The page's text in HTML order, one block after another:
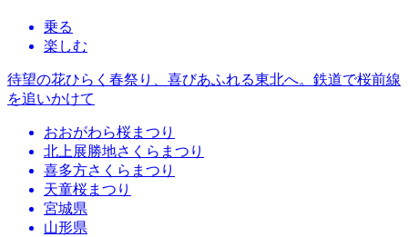
乗る
楽しむ
待望の花ひらく春祭り、喜びあふれる東北へ。鉄道で桜前線
を追いかけて
おおがわら桜まつり
北上展勝地さくらまつり
喜多方さくらまつり
天童桜まつり
宮城県
山形県